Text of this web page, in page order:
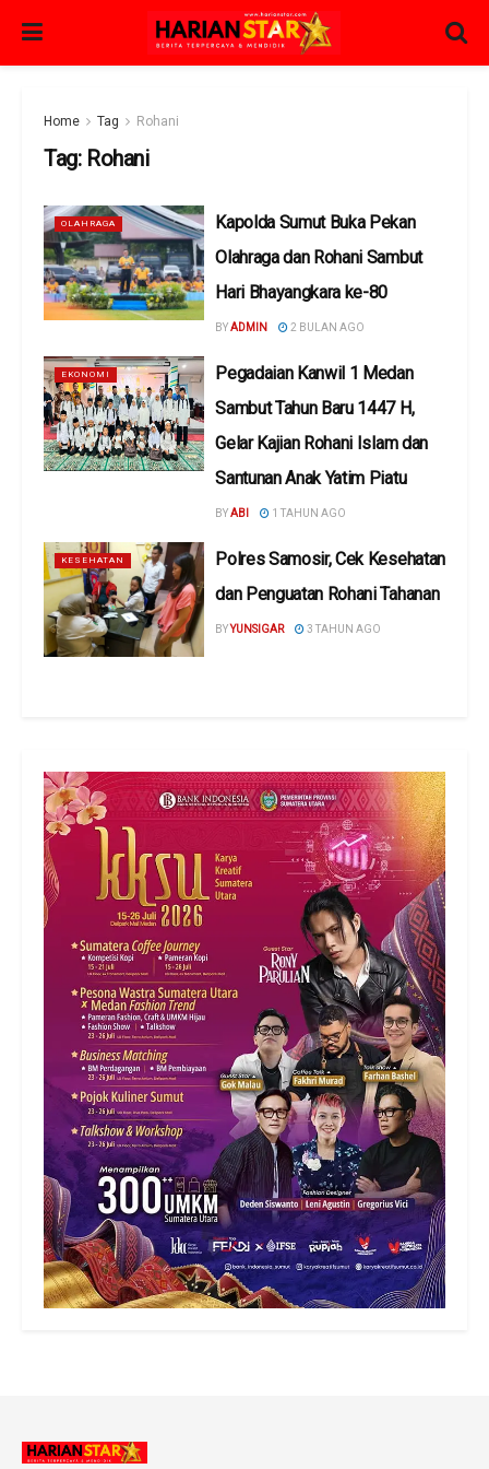
Home Tag Rohani
Tag: Rohani
OLAHRAGA
Kapolda Sumut Buka Pekan
Olahraga dan Rohani Sambut
Hari Bhayangkara ke-80
BYADMIN 2 BULAN AGO
EKONOMI
Pegadaian Kanwil 1 Medan
Sambut Tahun Baru 1447 H,
Gelar Kajian Rohani Islam dan
Santunan Anak Yatim Piatu
BYABI 1 TAHUN AGO
KESEHATAN
Polres Samosir, Cek Kesehatan
dan Penguatan Rohani Tahanan
BYYUNSIGAR 3 TAHUN AGO